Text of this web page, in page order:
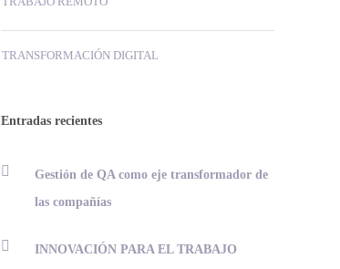
TRANSFORMACIÓN DIGITAL
Entradas recientes
Gestión de QA como eje transformador de
las compañías
INNOVACIÓN PARA EL TRABAJO